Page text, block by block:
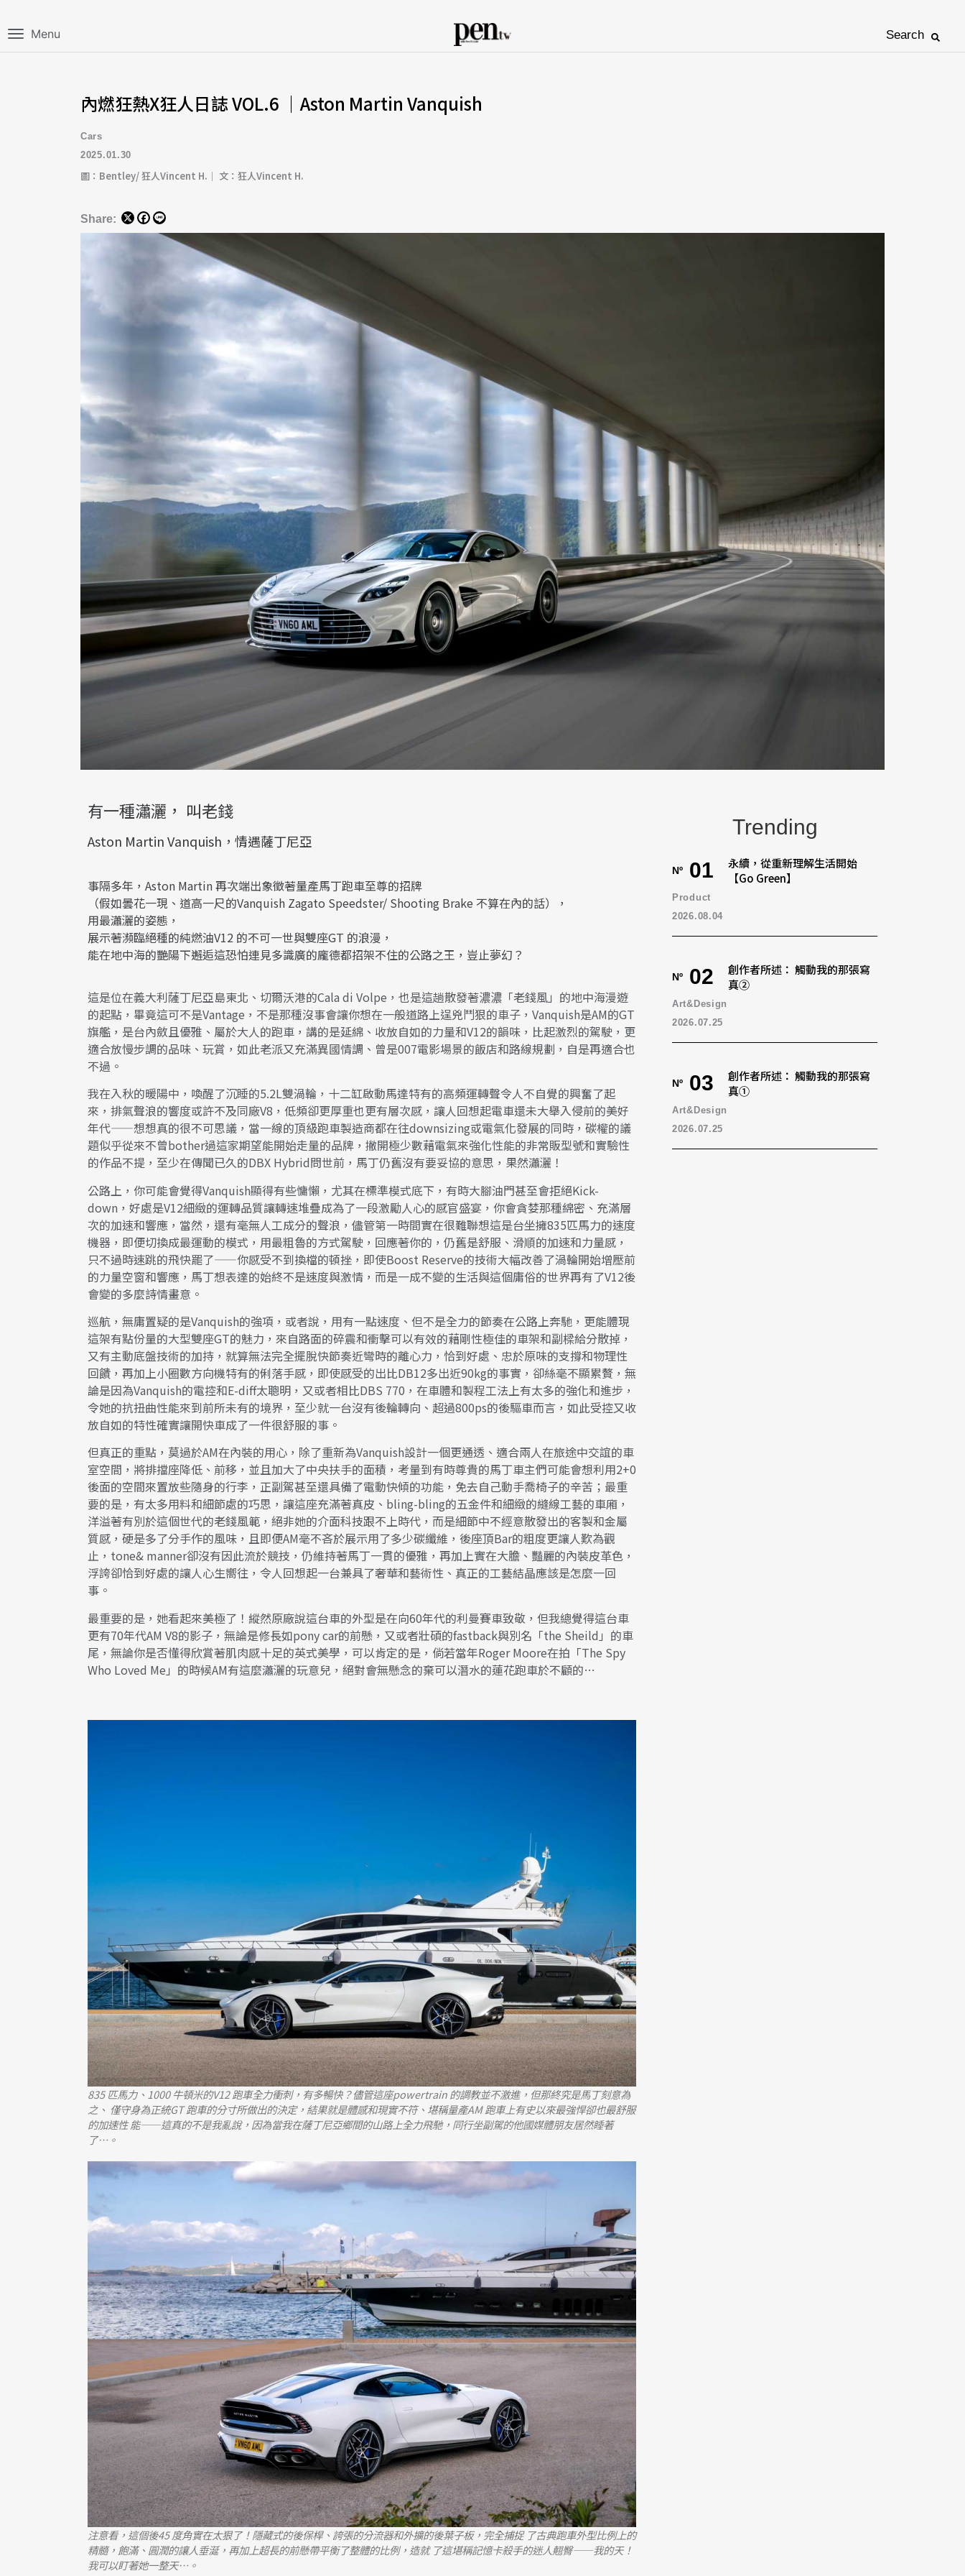
Menu Search
內燃狂熱X狂人日誌 VOL.6 ｜Aston Martin Vanquish
Cars
2025.01.30
圖：Bentley/ 狂人Vincent H.｜ 文：狂人Vincent H.
Share:
有一種瀟灑， 叫老錢
Aston Martin Vanquish，情遇薩丁尼亞
事隔多年，Aston Martin 再次端出象徵著量產馬丁跑車至尊的招牌
（假如曇花一現、道高一尺的Vanquish Zagato Speedster/ Shooting Brake 不算在內的話），
用最瀟灑的姿態，
展示著瀕臨絕種的純燃油V12 的不可一世與雙座GT 的浪漫，
能在地中海的艷陽下邂逅這恐怕連見多識廣的龐德都招架不住的公路之王，豈止夢幻？
這是位在義大利薩丁尼亞島東北、切爾沃港的Cala di Volpe，也是這趟散發著濃濃「老錢風」的地中海漫遊
的起點，畢竟這可不是Vantage，不是那種沒事會讓你想在一般道路上逞兇鬥狠的車子，Vanquish是AM的GT
旗艦，是台內斂且優雅、屬於大人的跑車，講的是延綿、收放自如的力量和V12的韻味，比起激烈的駕駛，更
適合放慢步調的品味、玩賞，如此老派又充滿異國情調、曾是007電影場景的飯店和路線規劃，自是再適合也
不過。
我在入秋的暖陽中，喚醒了沉睡的5.2L雙渦輪，十二缸啟動馬達特有的高頻運轉聲令人不自覺的興奮了起
來，排氣聲浪的響度或許不及同廠V8，低頻卻更厚重也更有層次感，讓人回想起電車還未大舉入侵前的美好
年代——想想真的很不可思議，當一線的頂級跑車製造商都在往downsizing或電氣化發展的同時，碳權的議
題似乎從來不曾bother過這家期望能開始走量的品牌，撇開極少數藉電氣來強化性能的非常販型號和實驗性
的作品不提，至少在傳聞已久的DBX Hybrid問世前，馬丁仍舊沒有要妥協的意思，果然瀟灑！
公路上，你可能會覺得Vanquish顯得有些慵懶，尤其在標準模式底下，有時大腳油門甚至會拒絕Kick-
down，好處是V12細緻的運轉品質讓轉速堆疊成為了一段激勵人心的感官盛宴，你會貪婪那種綿密、充滿層
次的加速和響應，當然，還有毫無人工成分的聲浪，儘管第一時間實在很難聯想這是台坐擁835匹馬力的速度
機器，即便切換成最運動的模式，用最粗魯的方式駕駛，回應著你的，仍舊是舒服、滑順的加速和力量感，
只不過時速跳的飛快罷了——你感受不到換檔的頓挫，即使Boost Reserve的技術大幅改善了渦輪開始增壓前
的力量空窗和響應，馬丁想表達的始終不是速度與激情，而是一成不變的生活與這個庸俗的世界再有了V12後
會變的多麼詩情畫意。
巡航，無庸置疑的是Vanquish的強項，或者說，用有一點速度、但不是全力的節奏在公路上奔馳，更能體現
這架有點份量的大型雙座GT的魅力，來自路面的碎震和衝擊可以有效的藉剛性極佳的車架和副樑給分散掉，
又有主動底盤技術的加持，就算無法完全擺脫快節奏近彎時的離心力，恰到好處、忠於原味的支撐和物理性
回饋，再加上小圈數方向機特有的俐落手感，即使感受的出比DB12多出近90kg的事實，卻絲毫不顯累贅，無
論是因為Vanquish的電控和E-diff太聰明，又或者相比DBS 770，在車體和製程工法上有太多的強化和進步，
令她的抗扭曲性能來到前所未有的境界，至少就一台沒有後輪轉向、超過800ps的後驅車而言，如此受控又收
放自如的特性確實讓開快車成了一件很舒服的事。
但真正的重點，莫過於AM在內裝的用心，除了重新為Vanquish設計一個更通透、適合兩人在旅途中交誼的車
室空間，將排擋座降低、前移，並且加大了中央扶手的面積，考量到有時尊貴的馬丁車主們可能會想利用2+0
後面的空間來置放些隨身的行李，正副駕甚至還具備了電動快傾的功能，免去自己動手喬椅子的辛苦；最重
要的是，有太多用料和細節處的巧思，讓這座充滿著真皮、bling-bling的五金件和細緻的縫線工藝的車廂，
洋溢著有別於這個世代的老錢風範，絕非她的介面科技跟不上時代，而是細節中不經意散發出的客製和金屬
質感，硬是多了分手作的風味，且即便AM毫不吝於展示用了多少碳纖維，後座頂Bar的粗度更讓人歎為觀
止，tone& manner卻沒有因此流於競技，仍維持著馬丁一貫的優雅，再加上實在大膽、豔麗的內裝皮革色，
浮誇卻恰到好處的讓人心生嚮往，令人回想起一台兼具了奢華和藝術性、真正的工藝結晶應該是怎麼一回
事。
最重要的是，她看起來美極了！縱然原廠說這台車的外型是在向60年代的利曼賽車致敬，但我總覺得這台車
更有70年代AM V8的影子，無論是修長如pony car的前懸，又或者壯碩的fastback與別名「the Sheild」的車
尾，無論你是否懂得欣賞著肌肉感十足的英式美學，可以肯定的是，倘若當年Roger Moore在拍「The Spy
Who Loved Me」的時候AM有這麼瀟灑的玩意兒，絕對會無懸念的棄可以潛水的蓮花跑車於不顧的…
835 匹馬力、1000 牛頓米的V12 跑車全力衝刺，有多暢快？儘管這座powertrain 的調教並不激進，但那終究是馬丁刻意為
之、 僅守身為正統GT 跑車的分寸所做出的決定，結果就是體感和現實不符、堪稱量產AM 跑車上有史以來最強悍卻也最舒服
的加速性 能——這真的不是我亂說，因為當我在薩丁尼亞鄉間的山路上全力飛馳，同行坐副駕的他國媒體朋友居然睡著
了…。
注意看，這個後45 度角實在太狠了！隱藏式的後保桿、誇張的分流器和外擴的後葉子板，完全捕捉 了古典跑車外型比例上的
精髓，飽滿、圓潤的讓人垂涎，再加上超長的前懸帶平衡了整體的比例，造就 了這堪稱記憶卡殺手的迷人翹臀——我的天！
我可以盯著她一整天…。
Trending
Nº 01
永續，從重新理解生活開始
【Go Green】
Product
2026.08.04
Nº 02
創作者所述： 觸動我的那張寫
真②
Art&Design
2026.07.25
Nº 03
創作者所述： 觸動我的那張寫
真①
Art&Design
2026.07.25